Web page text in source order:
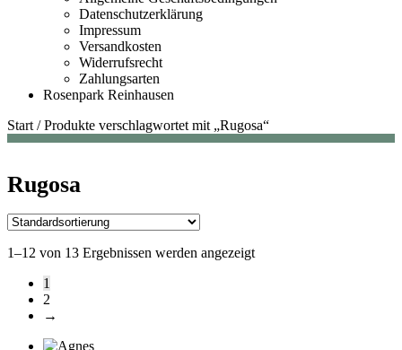
Datenschutzerklärung
Impressum
Versandkosten
Widerrufsrecht
Zahlungsarten
Rosenpark Reinhausen
Start /Produkte verschlagwortet mit „Rugosa“
Rugosa
1–12 von 13 Ergebnissen werden angezeigt
1
2
→